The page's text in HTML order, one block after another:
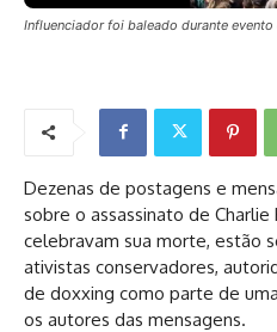
Influenciador foi baleado durante evento
Dezenas de postagens e
sobre o assassinato de Charlie
celebravam sua morte, estão
ativistas conservadores,
de doxxing como parte de
os autores das mensagens.